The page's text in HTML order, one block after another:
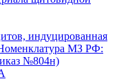
индуцированная
МЗ РФ:
№804н)